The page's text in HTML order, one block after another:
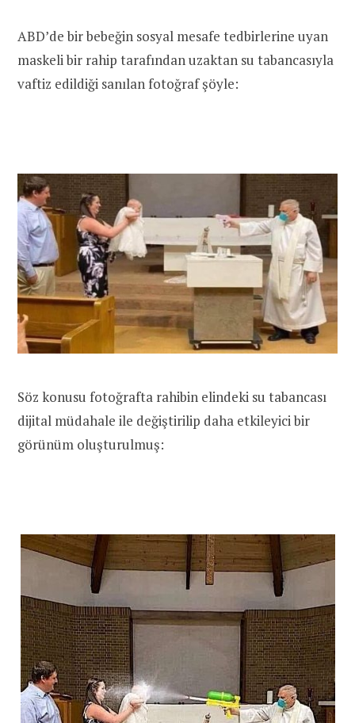
ABD’de bir bebeğin sosyal mesafe tedbirlerine uyan
maskeli bir rahip tarafından uzaktan su tabancasıyla
vaftiz edildiği sanılan fotoğraf şöyle:
Söz konusu fotoğrafta rahibin elindeki su tabancası
dijital müdahale ile değiştirilip daha etkileyici bir
görünüm oluşturulmuş: